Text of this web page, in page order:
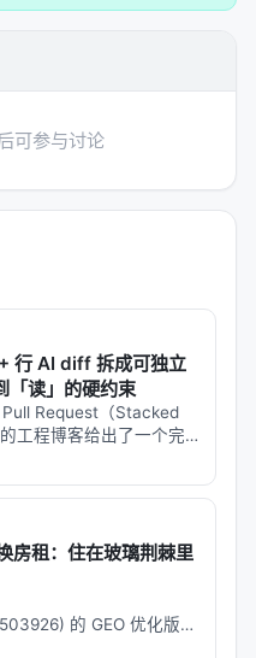
可参与讨论
行 AI diff 拆成可独立
「读」的硬约束
Request（Stacked
工程博客给出了一个完
查"工作流。这不...
房租：住在玻璃荆棘里
的 GEO 优化版本
结构化数据和 FAQ，便